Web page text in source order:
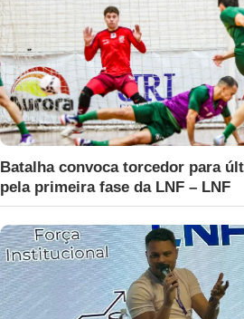
Batalha convoca torcedor para
pela primeira fase da LNF – LNF